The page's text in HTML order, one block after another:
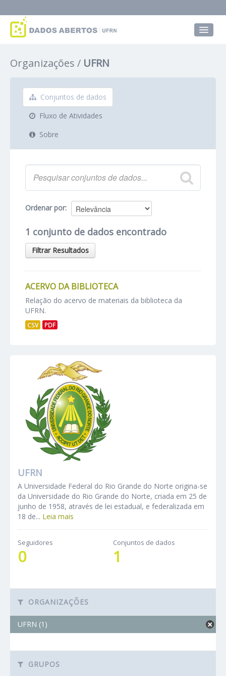
Grupos
Sobre
Organizações UFRN
Conjuntos de dados
Fluxo de Atividades
Sobre
Ordenar por
1 conjunto de dados encontrado
Filtrar Resultados
ACERVO DA BIBLIOTECA
Relação do acervo de materiais da biblioteca da
UFRN.
CSV PDF
UFRN
A Universidade Federal do Rio Grande do Norte origina-se
da Universidade do Rio Grande do Norte, criada em 25 de
junho de 1958, através de lei estadual, e federalizada em
18 de... Leia mais
Seguidores
0
Conjuntos de dados
1
ORGANIZAÇÕES
UFRN (1)
GRUPOS